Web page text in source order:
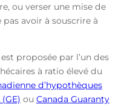
ou verser une mise de
avoir à souscrire à
proposée par l’un des
à ratio élevé du
d’hypothèques
ou Canada Guaranty